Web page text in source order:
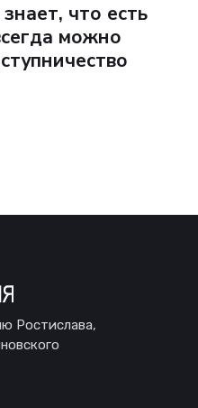
что есть
можно
Ростислава,